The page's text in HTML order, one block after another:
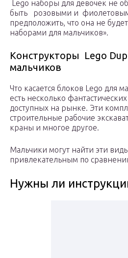
Lego наборы для девочек не
быть розовыми и
предположить, что она не
наборами для мальчиков».
Конструкторы Lego
мальчиков
Что касается блоков Lego для
есть несколько
доступных на рынке. Эти
строительные рабочие
краны и многое другое.
Мальчики могут найти эти
привлекательным по
Нужны ли